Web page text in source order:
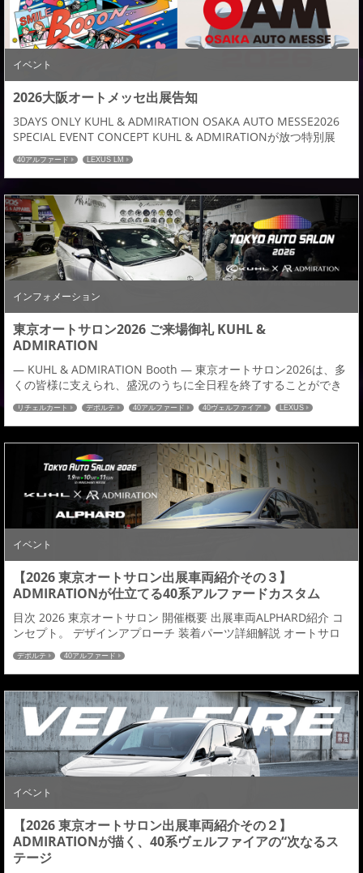
イベント
2026大阪オートメッセ出展告知
3DAYS ONLY KUHL & ADMIRATION OSAKA AUTO MESSE2026
SPECIAL EVENT CONCEPT KUHL & ADMIRATIONが放つ特別展
示。 大阪オートメッセ2026の開催にあわせ、KUHL全店舗にて期
間限定の大商談会を開催。 期間中は、ADMIRATIONが手がけた
LEXUS LM デモカーを展示。 新車・中古車のコンプリートカー、
エアロパー...
40アルファード LEXUS LM
インフォメーション
東京オートサロン2026 ご来場御礼 KUHL &
ADMIRATION
— KUHL & ADMIRATION Booth — 東京オートサロン2026は、多
くの皆様に支えられ、盛況のうちに全日程を終了することができ
ました。 会期中、KUHL & ADMIRATION ブースへお立ち寄りいた
だいた皆様、誠にありがとうございました。 本年のオートサロン
では、LEXUS LM・40ALPHARD・40VELLFIREの3台を展示し、
ADMIRATIONが大切にしてきた美意...
リチェルカート デポルテ 40アルファード 40ヴェルファイア
LEXUS
イベント
【2026 東京オートサロン出展車両紹介その３】
ADMIRATIONが仕立てる40系アルファードカスタム
目次 2026 東京オートサロン 開催概要 出展車両ALPHARD紹介 コ
ンセプト。 デザインアプローチ 装着パーツ詳細解説 オートサロ
ン特典情報 いつもADMIRATIONブログを見ていただき、誠にあり
がとうございます。 本日は、2026年 東京オートサロンの出展車
両の中から40系アルファードをベースとしたデモカーをご紹介い
たします。まずはオートサロンの開催概要からご紹介します。関
連記事：出展車...
デポルテ 40アルファード
イベント
【2026 東京オートサロン出展車両紹介その２】
ADMIRATIONが描く、40系ヴェルファイアの“次なるス
テージ